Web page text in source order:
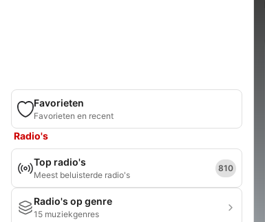
Favorieten
Favorieten en recent
Radio's
Top radio's
Meest beluisterde radio's
810
Radio's op genre
15 muziekgenres